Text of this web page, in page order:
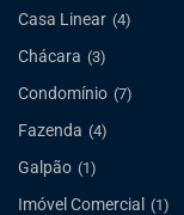
Casa Linear (4)
Chácara (3)
Condomínio (7)
Fazenda (4)
Galpão (1)
Imóvel Comercial (1)